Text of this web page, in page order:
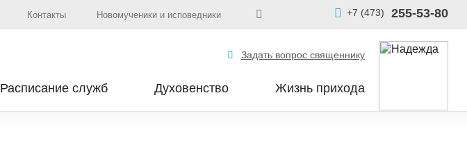
Контакты Новомученики и исповедники +7 (473) 255-53-80
Задать вопрос священнику
Расписание служб Духовенство Жизнь прихода